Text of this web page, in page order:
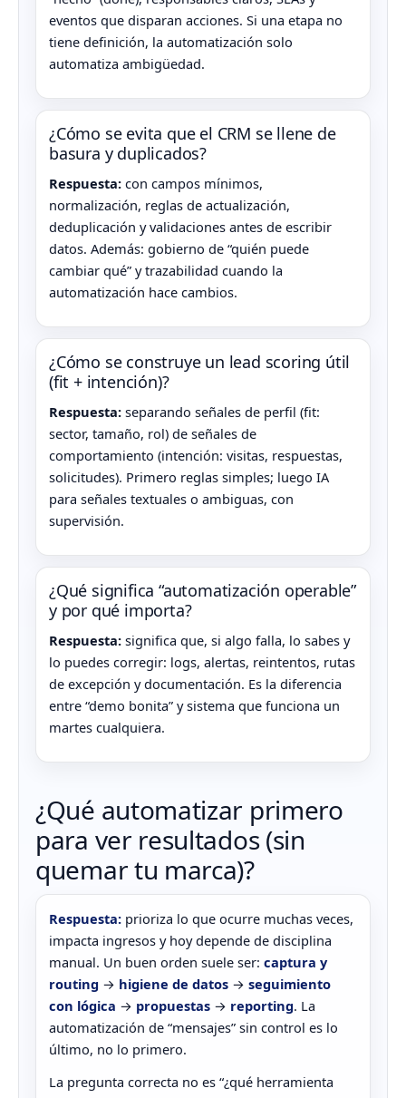
eventos que disparan acciones. Si una etapa no
tiene definición, la automatización solo
automatiza ambigüedad.
¿Cómo se evita que el CRM se llene de
basura y duplicados?
Respuesta: con campos mínimos,
normalización, reglas de actualización,
deduplicación y validaciones antes de escribir
datos. Además: gobierno de “quién puede
cambiar qué” y trazabilidad cuando la
automatización hace cambios.
¿Cómo se construye un lead scoring útil
(fit + intención)?
Respuesta: separando señales de perfil (fit:
sector, tamaño, rol) de señales de
comportamiento (intención: visitas, respuestas,
solicitudes). Primero reglas simples; luego IA
para señales textuales o ambiguas, con
supervisión.
¿Qué significa “automatización operable”
y por qué importa?
Respuesta: significa que, si algo falla, lo sabes y
lo puedes corregir: logs, alertas, reintentos, rutas
de excepción y documentación. Es la diferencia
entre “demo bonita” y sistema que funciona un
martes cualquiera.
¿Qué automatizar primero
para ver resultados (sin
quemar tu marca)?
Respuesta: prioriza lo que ocurre muchas veces,
impacta ingresos y hoy depende de disciplina
manual. Un buen orden suele ser: captura y
routing → higiene de datos → seguimiento
con lógica → propuestas → reporting. La
automatización de “mensajes” sin control es lo
último, no lo primero.
La pregunta correcta no es “¿qué herramienta